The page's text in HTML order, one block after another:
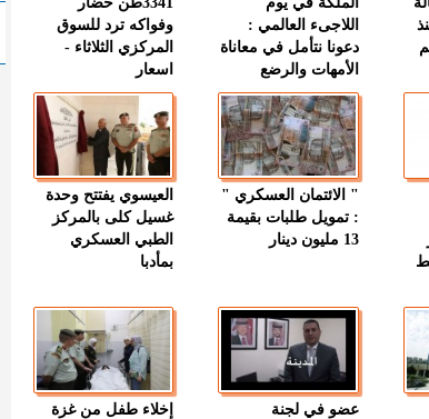
اللاجىء العالمي :
دعونا نتأمل في معاناة
الأمهات والرضع
وفواكه ترد للسوق
المركزي الثلاثاء -
اسعار
" الائتمان العسكري "
: تمويل طلبات بقيمة
13 مليون دينار
العيسوي يفتتح وحدة
غسيل كلى بالمركز
الطبي العسكري
بمأدبا
عضو في لجنة
إخلاء طفل من غزة